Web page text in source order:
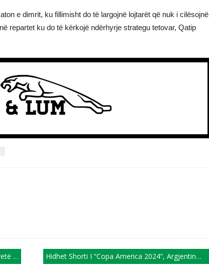
e dimrit, ku fillimisht do të largojnë lojtarët që nuk i cilësojnë
repartet ku do të kërkojë ndërhyrje strategu tetovar, Qatip
Tonë Hidhet Shorti I “Copa America 2024”, Argjentina Dhe Brazili Mund Të Takohen Vetëm Në Finale